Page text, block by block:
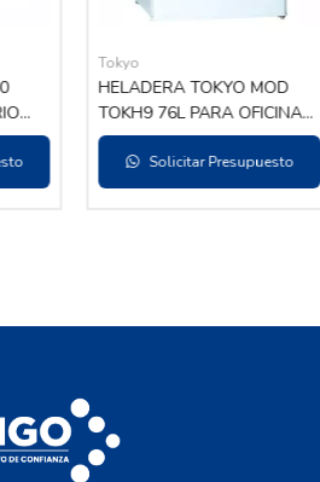
Tokyo
HELADERA TOKYO MOD
TOKH9 76L PARA OFICINA
220V 50HZ
Solicitar Presupuesto